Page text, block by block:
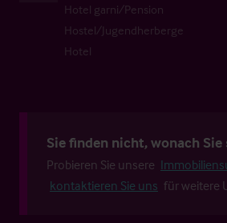
Hotel garni/Pension
Hostel/Jugendherberge
Hotel
Sie finden nicht, wonach Sie
Probieren Sie unsere
kontaktieren Sie uns für weitere